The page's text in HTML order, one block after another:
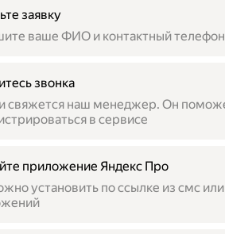
заявку
ваше ФИО и контактный телефон
звонка
свяжется наш менеджер. Он
в сервисе
приложение Яндекс Про
установить по ссылке из смс